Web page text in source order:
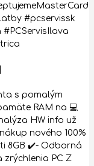
#pcservissk
#PCServisIlava
|